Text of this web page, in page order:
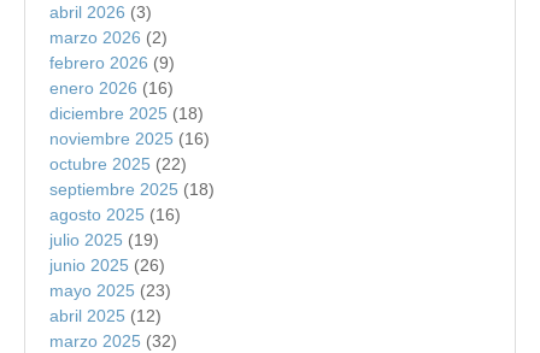
abril 2026 (3)
marzo 2026 (2)
febrero 2026 (9)
enero 2026 (16)
diciembre 2025 (18)
noviembre 2025 (16)
octubre 2025 (22)
septiembre 2025 (18)
agosto 2025 (16)
julio 2025 (19)
junio 2025 (26)
mayo 2025 (23)
abril 2025 (12)
marzo 2025 (32)